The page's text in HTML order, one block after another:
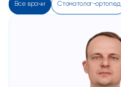
Все врачи Стоматолог-ортопед